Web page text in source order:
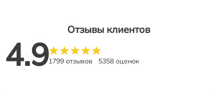
Отзывы клиентов
4.91799 отзывов 5358 оценок